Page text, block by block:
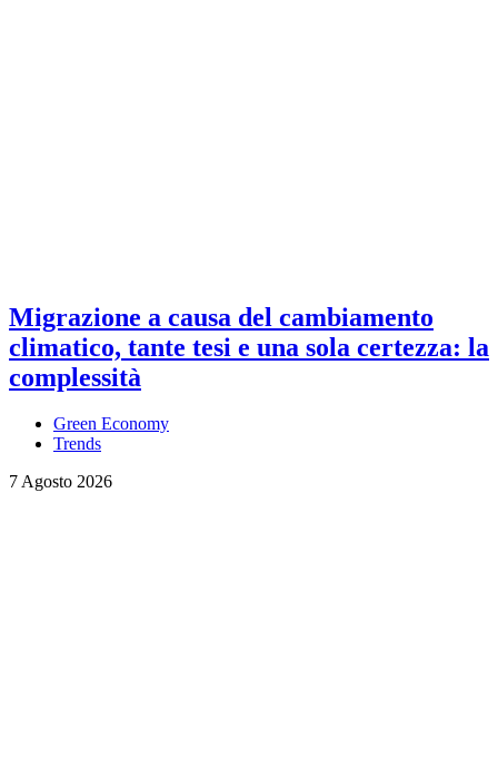
Migrazione a causa del cambiamento
climatico, tante tesi e una sola certezza: la
complessità
Green Economy
Trends
7 Agosto 2026